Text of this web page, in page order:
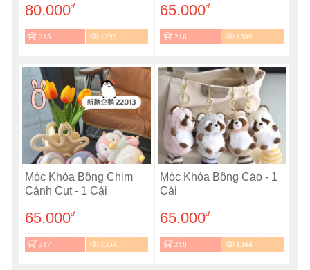
80.000đ
215 1295
65.000đ
216 1309
Móc Khóa Bông Chim
Cánh Cụt - 1 Cái
65.000đ
217 1354
Móc Khóa Bông Cáo - 1
Cái
65.000đ
218 1344